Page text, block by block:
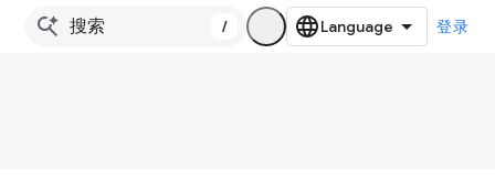
/ 登录